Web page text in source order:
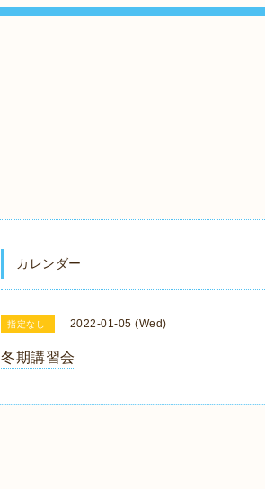
カレンダー
指定なし 2022-01-05 (Wed)
冬期講習会